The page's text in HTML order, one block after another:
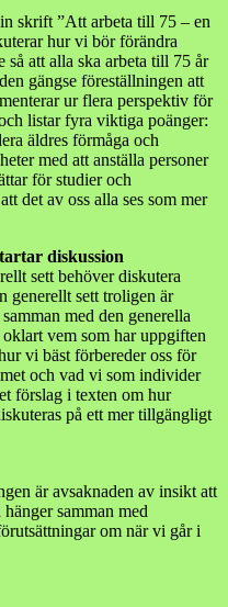
skrift ”Att arbeta till 75 – en
hur vi bör förändra
så att alla ska arbeta till 75 år
gängse föreställningen att
ur flera perspektiv för
listar fyra viktiga poänger:
äldres förmåga och
med att anställa personer
för studier och
det av oss alla ses som mer
diskussion
sett behöver diskutera
generellt sett troligen är
med den generella
vem som har uppgiften
vi bäst förbereder oss för
och vad vi som individer
förslag i texten om hur
på ett mer tillgängligt
är avsaknaden av insikt att
samman med
om när vi går i